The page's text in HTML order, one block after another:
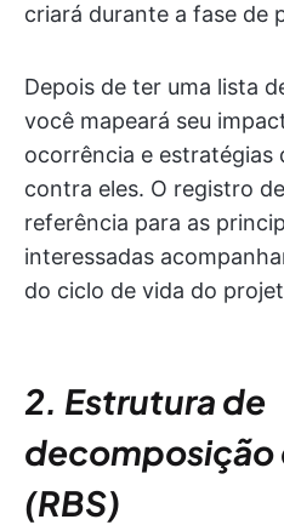
criará durante a fase de
Depois de ter uma lista
você mapeará seu
ocorrência e estratégias
contra eles. O registro
referência para as
interessadas
do ciclo de vida do
2. Estrutura de
decomposição
(RBS)